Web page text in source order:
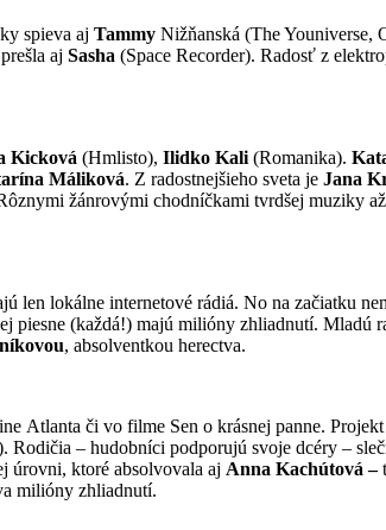
spieva aj Tammy Nižňanská (The Youniverse,
aj Sasha (Space Recorder). Radosť z
Kicková (Hmlisto), Ilidko Kali (Romanika).
Máliková. Z radostnejšieho sveta je Jana
žánrovými chodníčkami tvrdšej muziky
len lokálne internetové rádiá. No na začiatku
piesne (každá!) majú milióny zhliadnutí. Mladú
, absolventkou herectva.
Atlanta či vo filme Sen o krásnej panne.
Rodičia – hudobníci podporujú svoje dcéry –
úrovni, ktoré absolvovala aj Anna Kachútová –
milióny zhliadnutí.